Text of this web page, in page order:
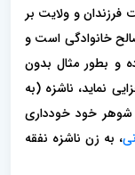
و ولایت بر
خانوادگی است و
و بطور مثال بدون
نماید، ناشزه (به
شوهر خود خودداری
، به زن ناشزه نفقه